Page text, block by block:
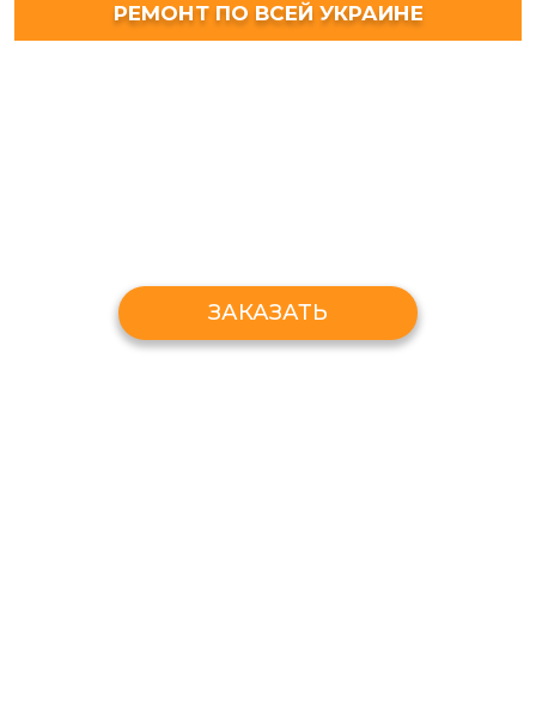
РЕМОНТ ПО ВСЕЙ УКРАИНЕ
ЗАКАЗАТЬ